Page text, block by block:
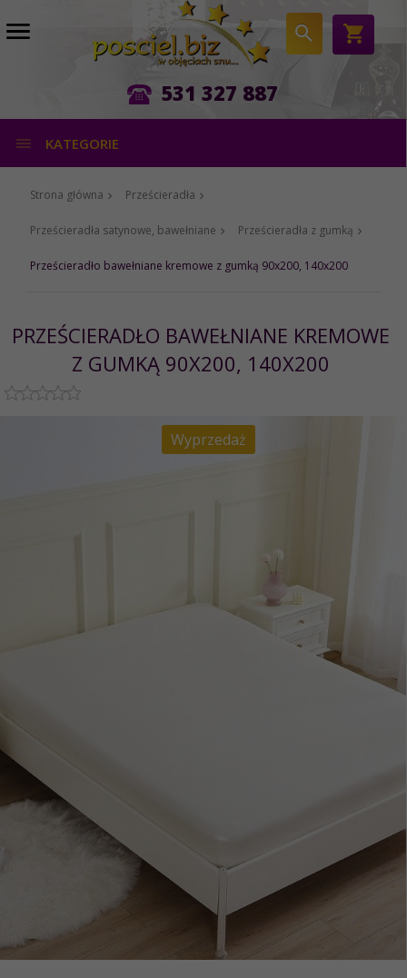
531 327 887
KATEGORIE
Strona główna Prześcieradła
Prześcieradła satynowe, bawełniane Prześcieradła z gumką
Prześcieradło bawełniane kremowe z gumką 90x200, 140x200
PRZEŚCIERADŁO BAWEŁNIANE KREMOWE
Z GUMKĄ 90X200, 140X200
Wyprzedaż